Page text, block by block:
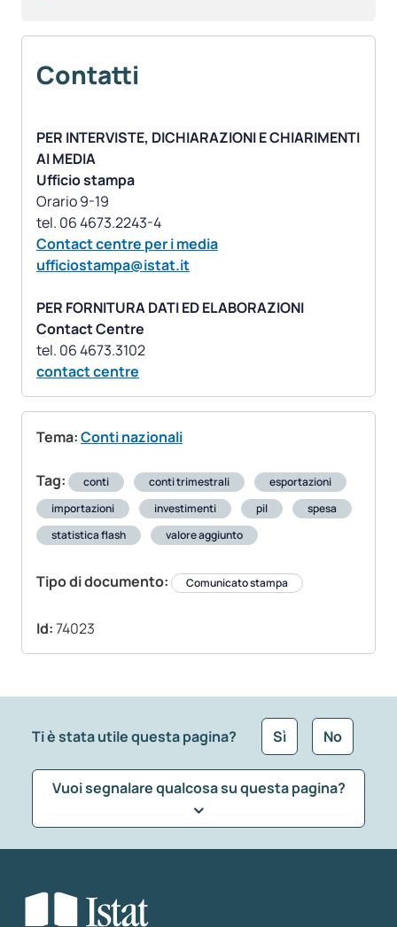
Contatti
PER INTERVISTE, DICHIARAZIONI E CHIARIMENTI
AI MEDIA
Ufficio stampa
Orario 9-19
Contact centre per i media
ufficiostampa@istat.it
PER FORNITURA DATI ED ELABORAZIONI
Contact Centre
contact centre
Tema:Conti nazionali
Tag: conti conti trimestrali
esportazioni
importazioni
investimenti pil
spesa
statistica flash
valore aggiunto
Tipo di documento: Comunicato stampa
Id:74023
Ti è stata utile questa pagina? Sì No
Vuoi segnalare qualcosa su questa pagina?
Seleziona la tipologia della segnalazione